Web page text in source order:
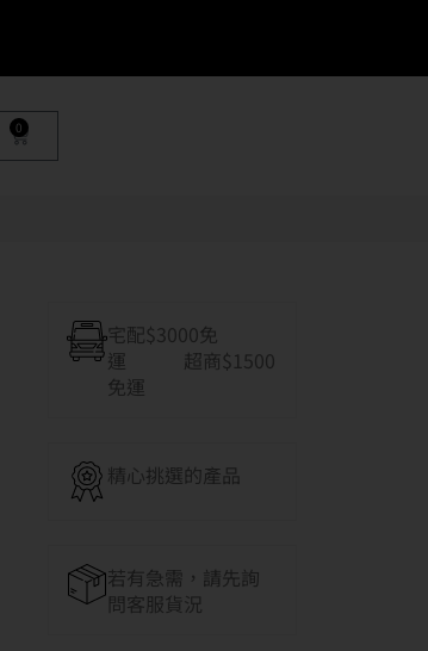
0
宅配$3000免
運 超商$1500
免運
精心挑選的產品
若有急需，請先詢
問客服貨況